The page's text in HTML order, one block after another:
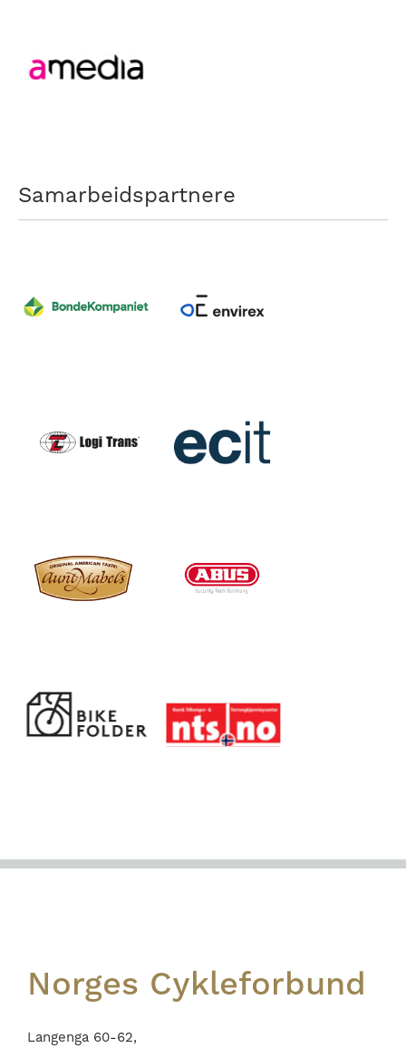
Samarbeidspartnere
Footer
Norges Cykleforbund
Langenga 60-62,